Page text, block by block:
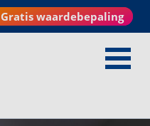
Gratis waardebepaling